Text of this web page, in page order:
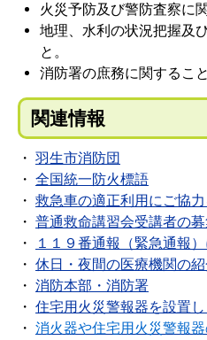
火災予防及び警防査察に
地理、水利の状況把握及
と。
消防署の庶務に関すること
関連情報
・ 羽生市消防団
・ 全国統一防火標語
・ 救急車の適正利用にご協力
・ 普通救命講習会受講者の
・
１１９番通報（緊急通報
・ 休日・夜間の医療機関の
・ 消防本部・消防署
・ 住宅用火災警報器を設置し
・ 消火器や住宅用火災警報